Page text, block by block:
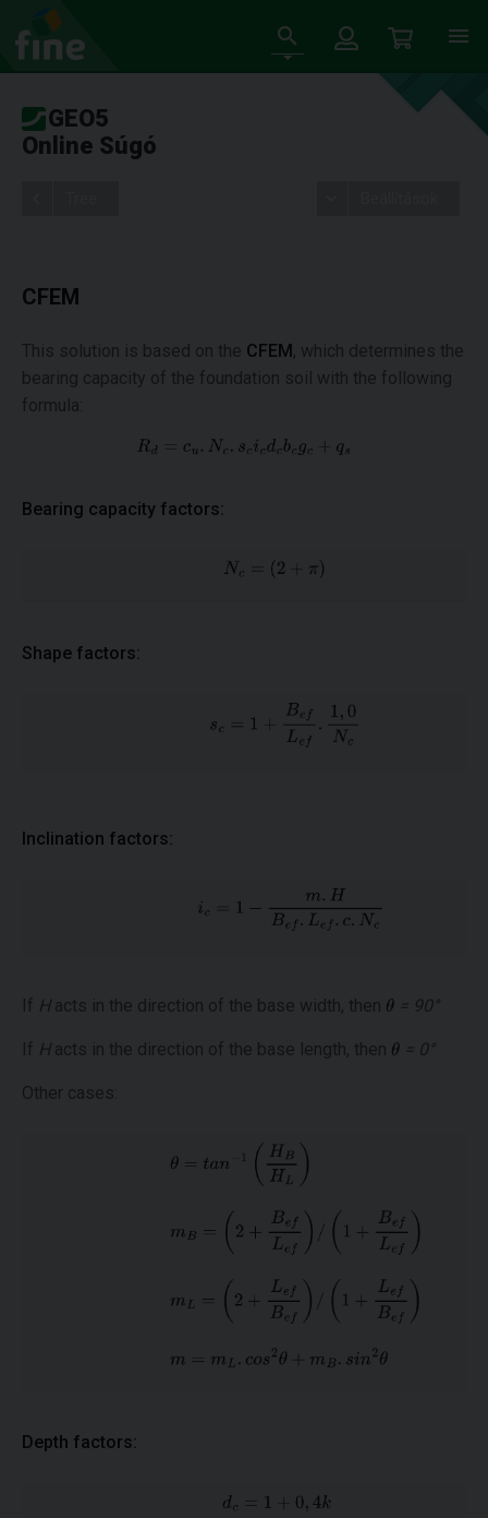
GEO5
Online Súgó
CFEM
This solution is based on the CFEM, which determines the
bearing capacity of the foundation soil with the following
formula:
Bearing capacity factors:
Shape factors:
Inclination factors:
If Hacts in the direction of the base width, then = 90°
If Hacts in the direction of the base length, then = 0°
Other cases:
Depth factors: